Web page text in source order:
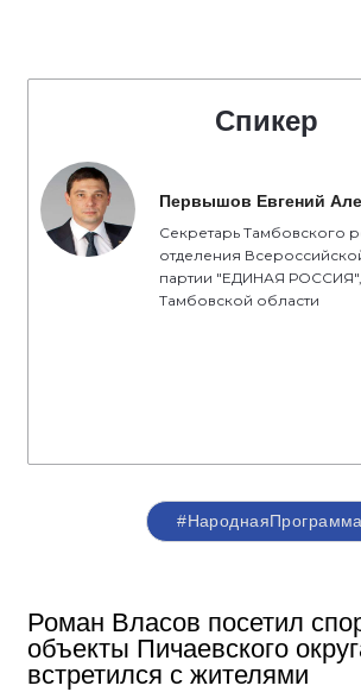
Спикер
Первышов Евгений
Секретарь Тамбовского
отделения
партии "ЕДИНАЯ РОССИЯ",
Тамбовской области
#НароднаяПрограмма
Роман Власов посетил
объекты Пичаевского
встретился с жителями